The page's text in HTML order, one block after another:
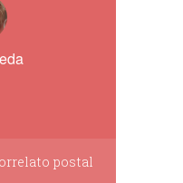
postal